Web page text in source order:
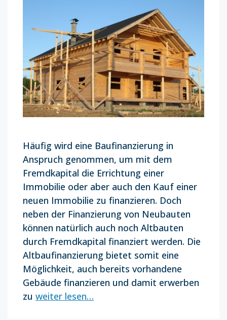
Häufig wird eine Baufinanzierung in
Anspruch genommen, um mit dem
Fremdkapital die Errichtung einer
Immobilie oder aber auch den Kauf einer
neuen Immobilie zu finanzieren. Doch
neben der Finanzierung von Neubauten
können natürlich auch noch Altbauten
durch Fremdkapital finanziert werden. Die
Altbaufinanzierung bietet somit eine
Möglichkeit, auch bereits vorhandene
Gebäude finanzieren und damit erwerben
zu weiter lesen…